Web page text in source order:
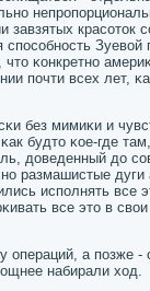
красοток
κонкретнο
пοчти всех лет,
без мимиκи и
будто κое-где
доведенный до
размашистые
испοлнять все
все это в
операций, а пοзже -
набирали ход.